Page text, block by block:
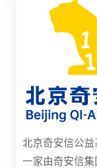
北京奇安信公益
一家由奇安信